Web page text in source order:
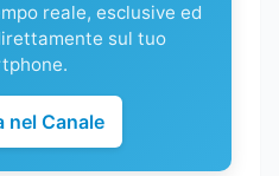
reale, esclusive ed
sul tuo
nel Canale